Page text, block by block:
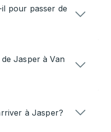
pour passer de
Jasper à Van
à Jasper?